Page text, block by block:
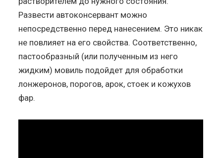
Развести автоконсервант можно
непосредственно перед нанесением. Это никак
не повлияет на его свойства. Соответственно,
пастообразный (или полученным из него
жидким) мовиль подойдет для обработки
лонжеронов, порогов, арок, стоек и кожухов
фар.